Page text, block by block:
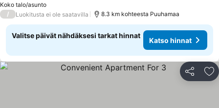
Koko talo/asunto
/ Luokitusta ei ole saatavilla 8.3 km kohteesta Puuhamaa
Valitse päivät nähdäksesi tarkat hinnat
Katso hinnat
Jaa